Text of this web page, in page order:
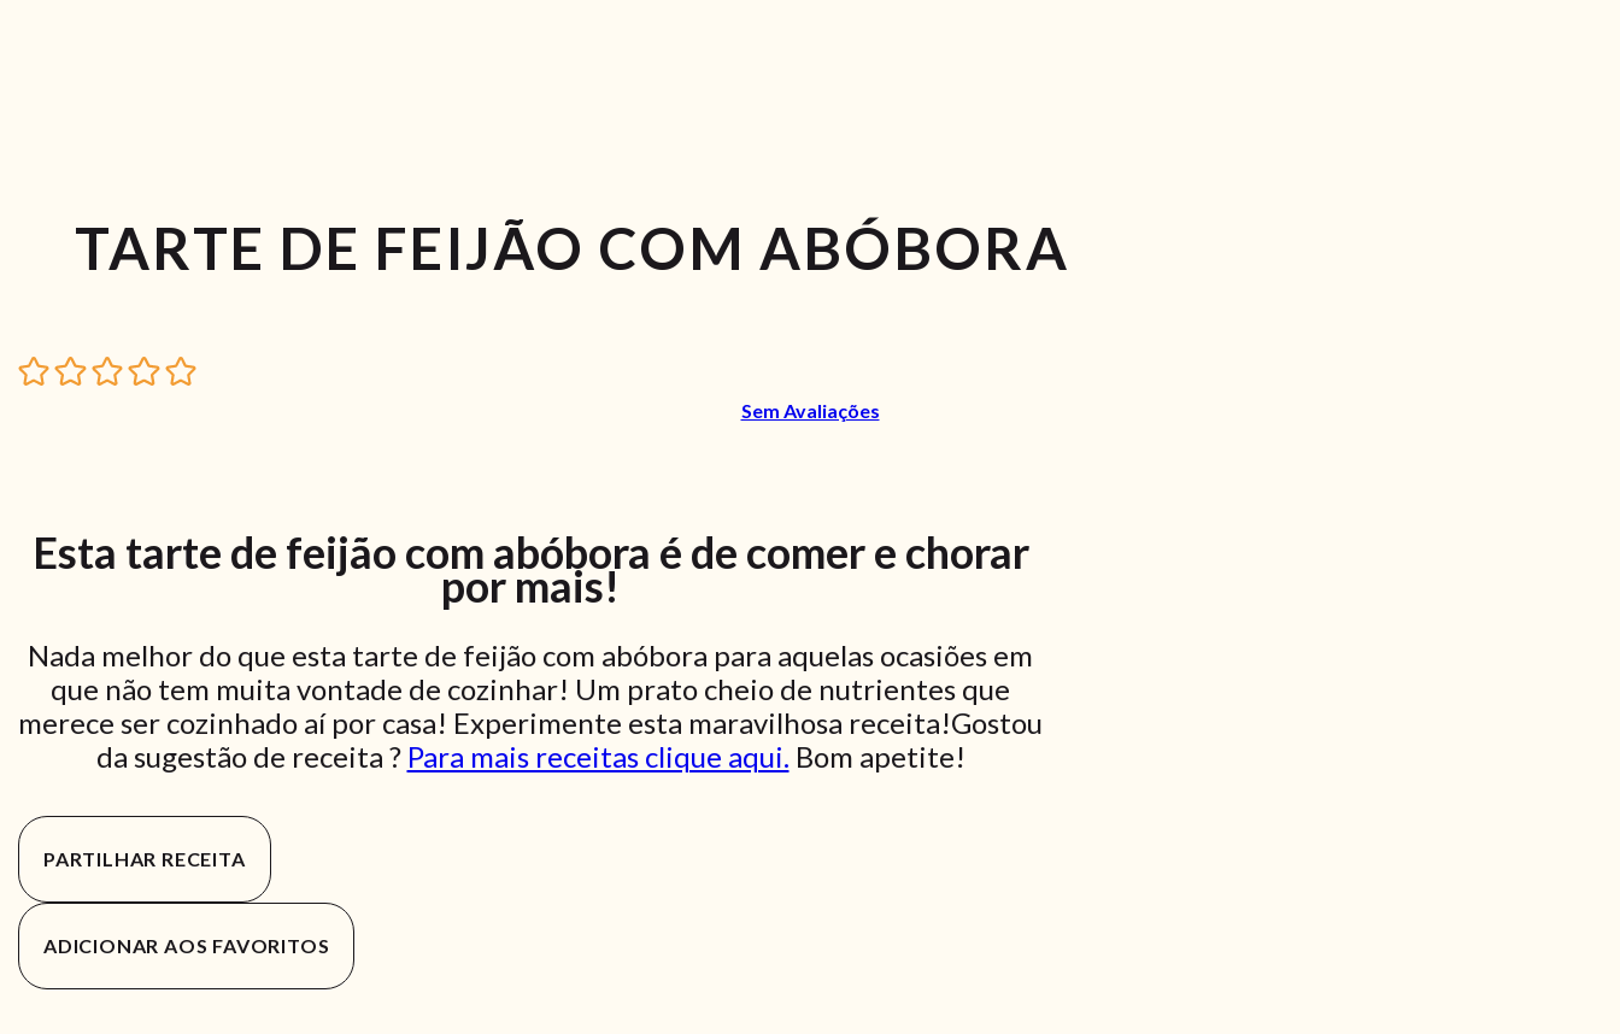
TARTE DE FEIJÃO COM ABÓBORA
Sem Avaliações
Esta tarte de feijão com abóbora é de comer e chorar
por mais!
Nada melhor do que esta tarte de feijão com abóbora para aquelas ocasiões em
que não tem muita vontade de cozinhar! Um prato cheio de nutrientes que
merece ser cozinhado aí por casa! Experimente esta maravilhosa receita!Gostou
da sugestão de receita ? Para mais receitas clique aqui. Bom apetite!
PARTILHAR RECEITA
ADICIONAR AOS FAVORITOS